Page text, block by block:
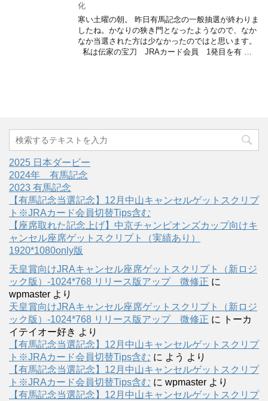
化
寒い土曜の朝。 昨日有馬記念の一般抽選が終わりま
したね。かなりの狭き門となったようなので、なか
なか当選された方は少なかったのではと思います。
私は伝家の宝刀 JRAカード会員 1発目を有 …
2025 日本ダービー
2024年 有馬記念
2023 有馬記念
【有馬記念当選記念】12月中山キャンセルゲットスクリプ
ト※JRAカード会員切替Tips含む
【座席取れた記念上げ】中京チャンピオンズカップ向けキ
ャンセル座席ゲットスクリプト（実績あり）
1920*1080only版
天皇賞向けJRAキャンセル座席ゲットスクリプト（新ロジ
ック版）-1024*768 リリース版アップ 微修正 に
wpmaster より
天皇賞向けJRAキャンセル座席ゲットスクリプト（新ロジ
ック版）-1024*768 リリース版アップ 微修正 に
トーカ
イテイオー好き より
【有馬記念当選記念】12月中山キャンセルゲットスクリプ
ト※JRAカード会員切替Tips含む に よう より
【有馬記念当選記念】12月中山キャンセルゲットスクリプ
ト※JRAカード会員切替Tips含む に wpmaster より
【有馬記念当選記念】12月中山キャンセルゲットスクリプ